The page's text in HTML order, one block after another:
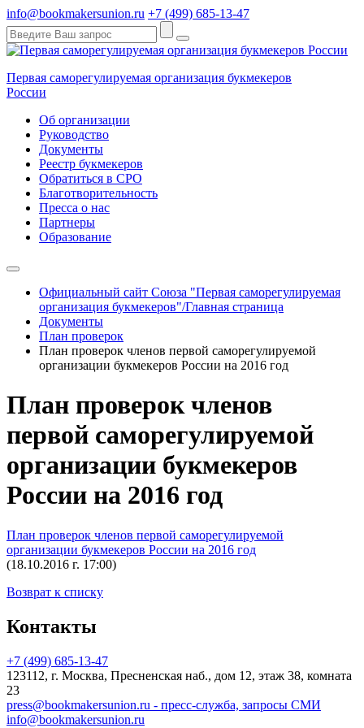
info@bookmakersunion.ru +7 (499) 685-13-47
Первая саморегулируемая организация букмекеров
России
Об организации
Руководство
Документы
Реестр букмекеров
Обратиться в СРО
Благотворительность
Пресса о нас
Партнеры
Образование
Официальный сайт Союза "Первая саморегулируемая
организация букмекеров"/Главная страница
Документы
План проверок
План проверок членов первой саморегулируемой
организации букмекеров России на 2016 год
План проверок членов
первой саморегулируемой
организации букмекеров
России на 2016 год
План проверок членов первой саморегулируемой
организации букмекеров России на 2016 год
(18.10.2016 г. 17:00)
Возврат к списку
Контакты
+7 (499) 685-13-47
123112, г. Москва, Пресненская наб., дом 12, этаж 38, комната
23
press@bookmakersunion.ru - пресс-служба, запросы СМИ
info@bookmakersunion.ru